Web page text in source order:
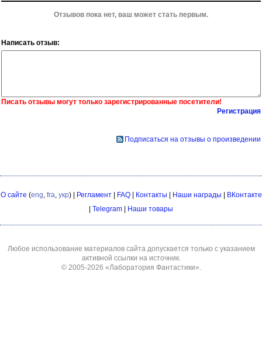
Отзывов пока нет, ваш может стать первым.
Написать отзыв:
Писать отзывы могут только зарегистрированные посетители!
Регистрация
Подписаться на отзывы о произведении
О сайте (eng fra укр) | Регламент| FAQ| Контакты | Наши награды | ВКонтакте
| Telegram | Наши товары
Любое использование материалов сайта допускается только с указанием
активной ссылки на источник.
© 2005-2026 «Лаборатория Фантастики»